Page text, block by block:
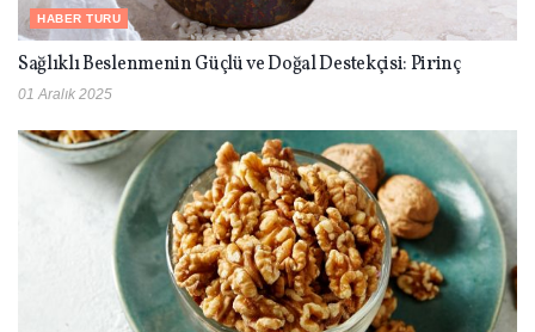
HABER TURU
Sağlıklı Beslenmenin Güçlü ve Doğal Destekçisi: Pirinç
01 Aralık 2025